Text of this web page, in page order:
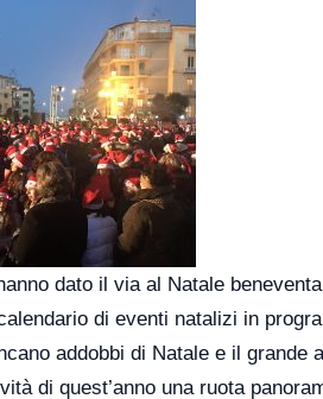
dato il via al Natale
di eventi natalizi in
addobbi di Natale e il
di quest’anno una ruota